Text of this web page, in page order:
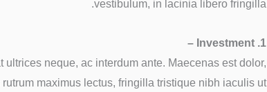
vestibulum, in lacinia libero fringilla.
1. Investment –
neque, ac interdum ante. Maecenas est dolor,
maximus lectus, fringilla tristique nibh iaculis ut.